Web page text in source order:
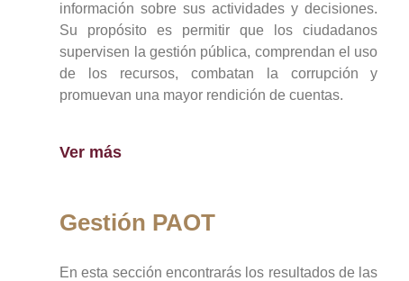
información sobre sus actividades y decisiones.
Su propósito es permitir que los ciudadanos
supervisen la gestión pública, comprendan el uso
de los recursos, combatan la corrupción y
promuevan una mayor rendición de cuentas.
Ver más
Gestión PAOT
En esta sección encontrarás los resultados de las